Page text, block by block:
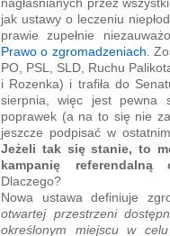
jak ustawy o leczeniu
prawie zupełnie
Prawo o zgromadzeniach .
PO, PSL, SLD, Ruchu
i Rozenka) i trafiła do
sierpnia, więc jest pewna
poprawek (a na to się nie
jeszcze podpisać w
Jeżeli tak się stanie, to
kampanię
Dlaczego?
Nowa ustawa definiuje
otwartej przestrzeni
określonym miejscu w